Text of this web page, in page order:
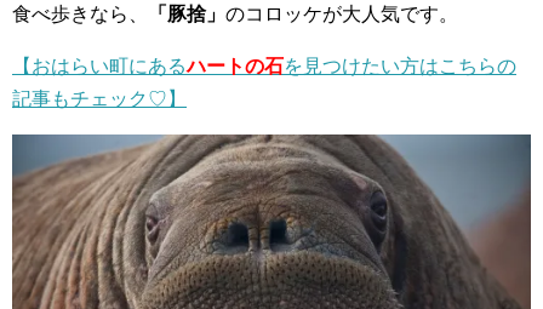
食べ歩きなら、
「豚捨」 のコロッケが大人気です。
【おはらい町にあるハートの石を見つけたい方はこちらの
記事もチェック♡】